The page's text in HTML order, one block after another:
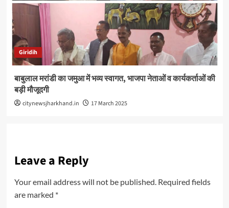
Giridih
बाबुलाल मरांडी का जमुआ में भव्य स्वागत, भाजपा नेताओं व कार्यकर्ताओं की
बड़ी मौजूदगी
citynewsjharkhand.in 17 March 2025
Leave a Reply
Your email address will not be published. Required fields
are marked *